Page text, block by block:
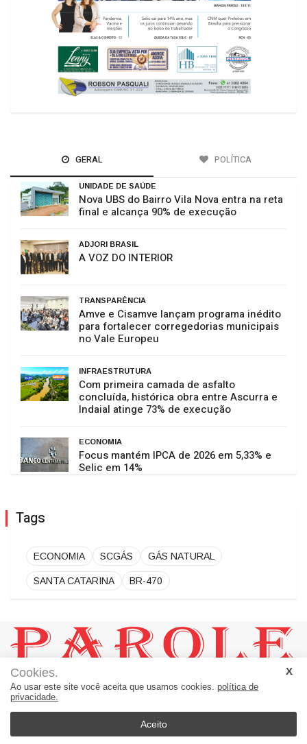
GERAL POLÍTICA
UNIDADE DE SAÚDE
Nova UBS do Bairro Vila Nova entra na reta
final e alcança 90% de execução
ADJORI BRASIL
A VOZ DO INTERIOR
TRANSPARÊNCIA
Amve e Cisamve lançam programa inédito
para fortalecer corregedorias municipais
no Vale Europeu
INFRAESTRUTURA
Com primeira camada de asfalto
concluída, histórica obra entre Ascurra e
Indaial atinge 73% de execução
ECONOMIA
Focus mantém IPCA de 2026 em 5,33% e
Selic em 14%
Tags
ECONOMIA SCGÁS GÁS NATURAL
SANTA CATARINA BR-470
JORNAL PAROLE:
Um Jornal a Serviço de Ascurra - Palavras a Serviço da Notícia
Apiúna - SC - Brasil
89135-000
Cookies.
Ao usar este site você aceita que usamos cookies. política de
privacidade.
Aceito